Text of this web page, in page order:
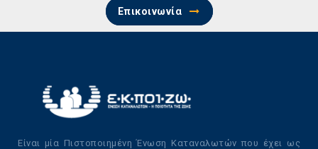
Επικοινωνία
Είναι μία Πιστοποιημένη Ένωση Καταναλωτών που έχει ως